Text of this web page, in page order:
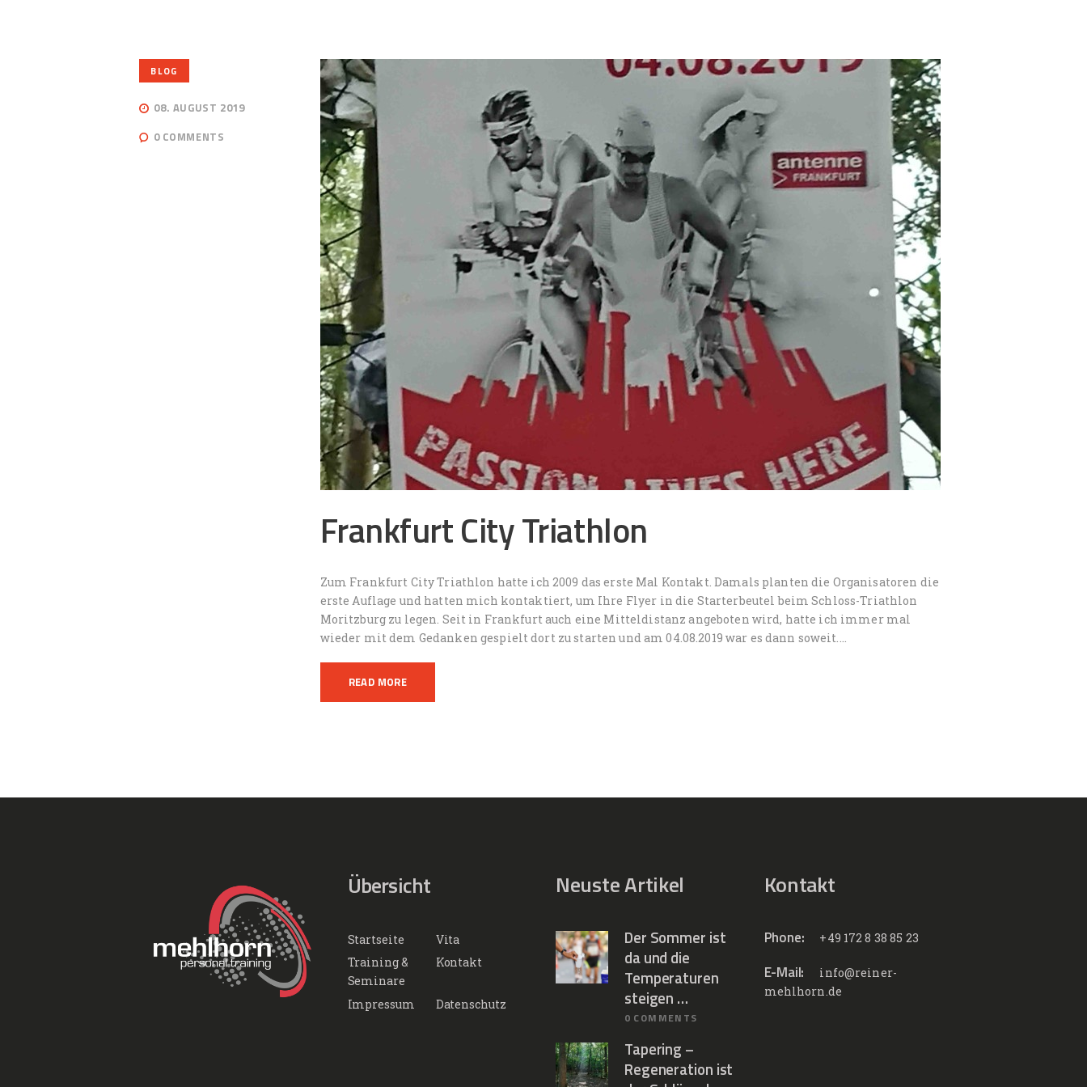
BLOG
08. AUGUST 2019
0 COMMENTS
Frankfurt City Triathlon
Zum Frankfurt City Triathlon hatte ich 2009 das erste Mal Kontakt. Damals planten die Organisatoren die
erste Auflage und hatten mich kontaktiert, um Ihre Flyer in die Starterbeutel beim Schloss-Triathlon
Moritzburg zu legen. Seit in Frankfurt auch eine Mitteldistanz angeboten wird, hatte ich immer mal
wieder mit dem Gedanken gespielt dort zu starten und am 04.08.2019 war es dann soweit.…
READ MORE
Übersicht
Startseite
Vita
Training &
Seminare
Kontakt
Impressum Datenschutz
Neuste Artikel
Der Sommer ist
da und die
Temperaturen
steigen …
0 COMMENTS
Tapering –
Regeneration ist
Kontakt
Phone: +49 172 8 38 85 23
E-Mail:
info@reiner-
mehlhorn.de